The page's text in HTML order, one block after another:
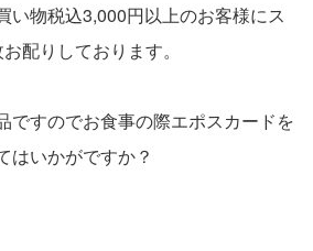
い物税込3,000円以上のお客様にス
配りしております。
ですのでお食事の際エポスカードを
はいかがですか？